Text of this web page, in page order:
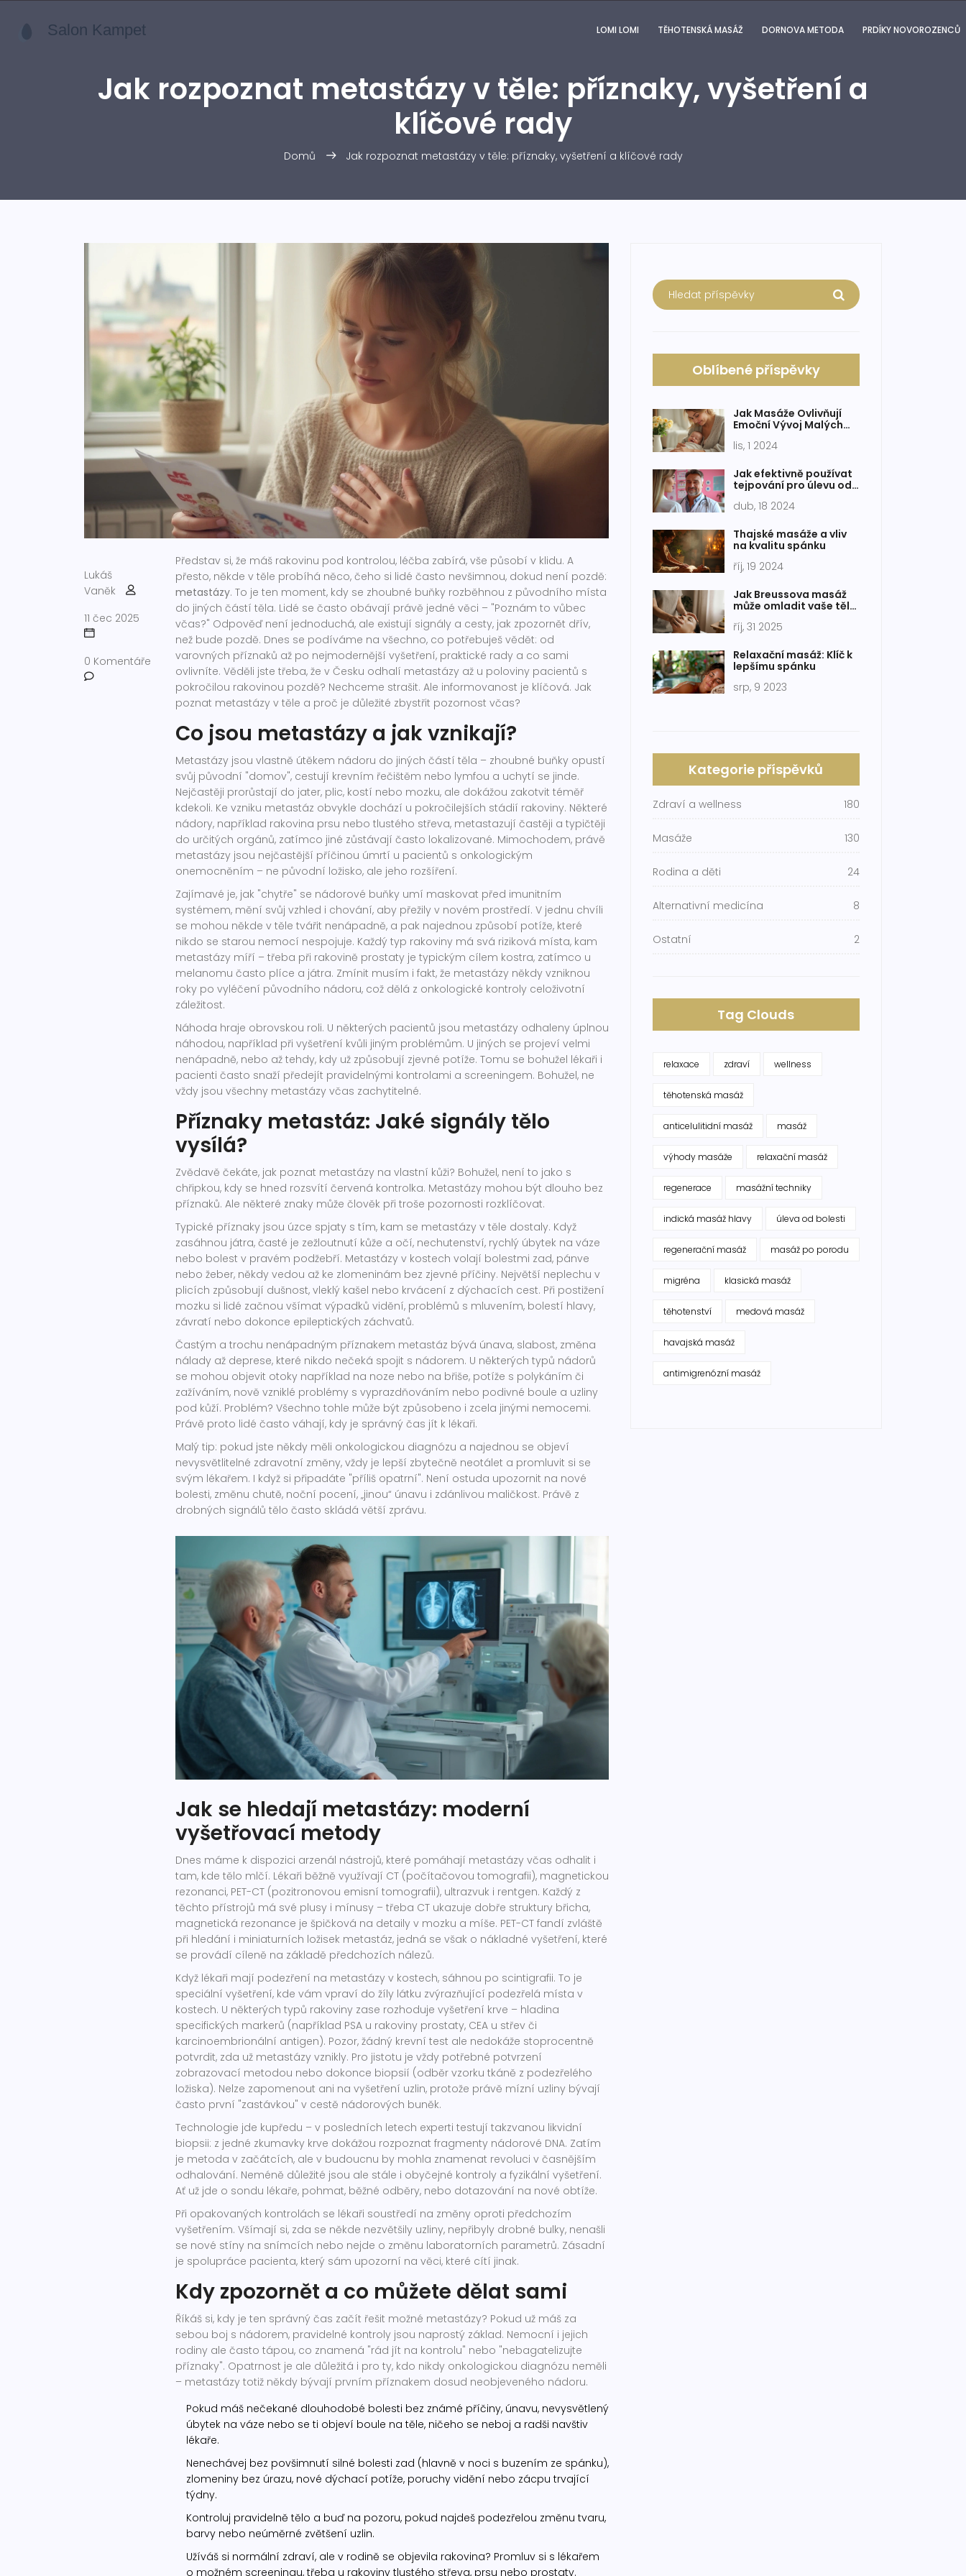
LOMI LOMI TĚHOTENSKÁ MASÁŽ DORNOVA METODA PRDÍKY NOVOROZENCŮ
Jak rozpoznat metastázy v těle: příznaky, vyšetření a
klíčové rady
Domů Jak rozpoznat metastázy v těle: příznaky, vyšetření a klíčové rady
Lukáš
Vaněk
11 čec 2025
0 Komentáře
Představ si, že máš rakovinu pod kontrolou, léčba zabírá, vše působí v klidu. A
přesto, někde v těle probíhá něco, čeho si lidé často nevšimnou, dokud není pozdě:
metastázy. To je ten moment, kdy se zhoubné buňky rozběhnou z původního místa
do jiných částí těla. Lidé se často obávají právě jedné věci – "Poznám to vůbec
včas?" Odpověď není jednoduchá, ale existují signály a cesty, jak zpozornět dřív,
než bude pozdě. Dnes se podíváme na všechno, co potřebuješ vědět: od
varovných příznaků až po nejmodernější vyšetření, praktické rady a co sami
ovlivníte. Věděli jste třeba, že v Česku odhalí metastázy až u poloviny pacientů s
pokročilou rakovinou pozdě? Nechceme strašit. Ale informovanost je klíčová. Jak
poznat metastázy v těle a proč je důležité zbystřit pozornost včas?
Co jsou metastázy a jak vznikají?
Metastázy jsou vlastně útěkem nádoru do jiných částí těla – zhoubné buňky opustí
svůj původní "domov", cestují krevním řečištěm nebo lymfou a uchytí se jinde.
Nejčastěji prorůstají do jater, plic, kostí nebo mozku, ale dokážou zakotvit téměř
kdekoli. Ke vzniku metastáz obvykle dochází u pokročilejších stádií rakoviny. Některé
nádory, například rakovina prsu nebo tlustého střeva, metastazují častěji a typičtěji
do určitých orgánů, zatímco jiné zůstávají často lokalizované. Mimochodem, právě
metastázy jsou nejčastější příčinou úmrtí u pacientů s onkologickým
onemocněním – ne původní ložisko, ale jeho rozšíření.
Zajímavé je, jak "chytře" se nádorové buňky umí maskovat před imunitním
systémem, mění svůj vzhled i chování, aby přežily v novém prostředí. V jednu chvíli
se mohou někde v těle tvářit nenápadně, a pak najednou způsobí potíže, které
nikdo se starou nemocí nespojuje. Každý typ rakoviny má svá riziková místa, kam
metastázy míří – třeba při rakovině prostaty je typickým cílem kostra, zatímco u
melanomu často plíce a játra. Zmínit musím i fakt, že metastázy někdy vzniknou
roky po vyléčení původního nádoru, což dělá z onkologické kontroly celoživotní
záležitost.
Náhoda hraje obrovskou roli. U některých pacientů jsou metastázy odhaleny úplnou
náhodou, například při vyšetření kvůli jiným problémům. U jiných se projeví velmi
nenápadně, nebo až tehdy, kdy už způsobují zjevné potíže. Tomu se bohužel lékaři i
pacienti často snaží předejít pravidelnými kontrolami a screeningem. Bohužel, ne
vždy jsou všechny metastázy včas zachytitelné.
Příznaky metastáz: Jaké signály tělo
vysílá?
Zvědavě čekáte, jak poznat metastázy na vlastní kůži? Bohužel, není to jako s
chřipkou, kdy se hned rozsvítí červená kontrolka. Metastázy mohou být dlouho bez
příznaků. Ale některé znaky může člověk při troše pozornosti rozklíčovat.
Typické příznaky jsou úzce spjaty s tím, kam se metastázy v těle dostaly. Když
zasáhnou játra, časté je zežloutnutí kůže a očí, nechutenství, rychlý úbytek na váze
nebo bolest v pravém podžebří. Metastázy v kostech volají bolestmi zad, pánve
nebo žeber, někdy vedou až ke zlomeninám bez zjevné příčiny. Největší neplechu v
plicích způsobují dušnost, vleklý kašel nebo krvácení z dýchacích cest. Při postižení
mozku si lidé začnou všímat výpadků vidění, problémů s mluvením, bolestí hlavy,
závratí nebo dokonce epileptických záchvatů.
Častým a trochu nenápadným příznakem metastáz bývá únava, slabost, změna
nálady až deprese, které nikdo nečeká spojit s nádorem. U některých typů nádorů
se mohou objevit otoky například na noze nebo na břiše, potíže s polykáním či
zažíváním, nově vzniklé problémy s vyprazdňováním nebo podivné boule a uzliny
pod kůží. Problém? Všechno tohle může být způsobeno i zcela jinými nemocemi.
Právě proto lidé často váhají, kdy je správný čas jít k lékaři.
Malý tip: pokud jste někdy měli onkologickou diagnózu a najednou se objeví
nevysvětlitelné zdravotní změny, vždy je lepší zbytečně neotálet a promluvit si se
svým lékařem. I když si připadáte "příliš opatrní". Není ostuda upozornit na nové
bolesti, změnu chutě, noční pocení, „jinou“ únavu i zdánlivou maličkost. Právě z
drobných signálů tělo často skládá větší zprávu.
Jak se hledají metastázy: moderní
vyšetřovací metody
Dnes máme k dispozici arzenál nástrojů, které pomáhají metastázy včas odhalit i
tam, kde tělo mlčí. Lékaři běžně využívají CT (počítačovou tomografii), magnetickou
rezonanci, PET-CT (pozitronovou emisní tomografii), ultrazvuk i rentgen. Každý z
těchto přístrojů má své plusy i mínusy – třeba CT ukazuje dobře struktury břicha,
magnetická rezonance je špičková na detaily v mozku a míše. PET-CT fandí zvláště
při hledání i miniaturních ložisek metastáz, jedná se však o nákladné vyšetření, které
se provádí cíleně na základě předchozích nálezů.
Když lékaři mají podezření na metastázy v kostech, sáhnou po scintigrafii. To je
speciální vyšetření, kde vám vpraví do žíly látku zvýrazňující podezřelá místa v
kostech. U některých typů rakoviny zase rozhoduje vyšetření krve – hladina
specifických markerů (například PSA u rakoviny prostaty, CEA u střev či
karcinoembrionální antigen). Pozor, žádný krevní test ale nedokáže stoprocentně
potvrdit, zda už metastázy vznikly. Pro jistotu je vždy potřebné potvrzení
zobrazovací metodou nebo dokonce biopsií (odběr vzorku tkáně z podezřelého
ložiska). Nelze zapomenout ani na vyšetření uzlin, protože právě mízní uzliny bývají
často první "zastávkou" v cestě nádorových buněk.
Technologie jde kupředu – v posledních letech experti testují takzvanou likvidní
biopsii: z jedné zkumavky krve dokážou rozpoznat fragmenty nádorové DNA. Zatím
je metoda v začátcích, ale v budoucnu by mohla znamenat revoluci v časnějším
odhalování. Neméně důležité jsou ale stále i obyčejné kontroly a fyzikální vyšetření.
Ať už jde o sondu lékaře, pohmat, běžné odběry, nebo dotazování na nové obtíže.
Při opakovaných kontrolách se lékaři soustředí na změny oproti předchozím
vyšetřením. Všímají si, zda se někde nezvětšily uzliny, nepřibyly drobné bulky, nenašli
se nové stíny na snímcích nebo nejde o změnu laboratorních parametrů. Zásadní
je spolupráce pacienta, který sám upozorní na věci, které cítí jinak.
Kdy zpozornět a co můžete dělat sami
Říkáš si, kdy je ten správný čas začít řešit možné metastázy? Pokud už máš za
sebou boj s nádorem, pravidelné kontroly jsou naprostý základ. Nemocní i jejich
rodiny ale často tápou, co znamená "rád jít na kontrolu" nebo "nebagatelizujte
příznaky". Opatrnost je ale důležitá i pro ty, kdo nikdy onkologickou diagnózu neměli
– metastázy totiž někdy bývají prvním příznakem dosud neobjeveného nádoru.
Pokud máš nečekané dlouhodobé bolesti bez známé příčiny, únavu, nevysvětlený
úbytek na váze nebo se ti objeví boule na těle, ničeho se neboj a radši navštiv
lékaře.
Nenechávej bez povšimnutí silné bolesti zad (hlavně v noci s buzením ze spánku),
zlomeniny bez úrazu, nové dýchací potíže, poruchy vidění nebo zácpu trvající
týdny.
Kontroluj pravidelně tělo a buď na pozoru, pokud najdeš podezřelou změnu tvaru,
barvy nebo neúměrné zvětšení uzlin.
Užíváš si normální zdraví, ale v rodině se objevila rakovina? Promluv si s lékařem
o možném screeningu, třeba u rakoviny tlustého střeva, prsu nebo prostaty.
Oblíbené příspěvky
Jak Masáže Ovlivňují
Emoční Vývoj Malých
lis, 1 2024
Jak efektivně používat
tejpování pro úlevu od
dub, 18 2024
Thajské masáže a vliv
na kvalitu spánku
říj, 19 2024
Jak Breussova masáž
může omladit vaše tělo:
říj, 31 2025
Relaxační masáž: Klíč k
lepšímu spánku
srp, 9 2023
Kategorie příspěvků
Zdraví a wellness 180
Masáže 130
Rodina a děti 24
Alternativní medicína 8
Ostatní 2
Tag Clouds
relaxace zdraví wellness
těhotenská masáž
anticelulitidní masáž masáž
výhody masáže relaxační masáž
regenerace masážní techniky
indická masáž hlavy úleva od bolesti
regenerační masáž masáž po porodu
migréna klasická masáž
těhotenství medová masáž
havajská masáž
antimigrenózní masáž